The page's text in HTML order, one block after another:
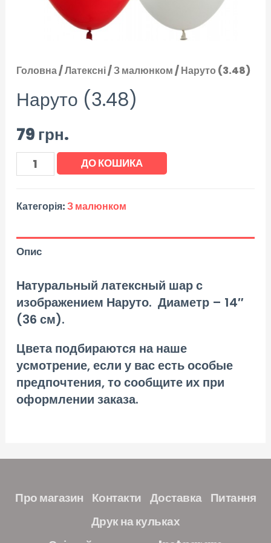
Головна/Латексні/З малюнком/ Наруто (3.48)
Наруто (3.48)
79грн.
ДО КОШИКА
Категорія:З малюнком
Опис
Натуральный латексный шар с
изображением Наруто. Диаметр – 14″
(36 см).
Цвета подбираются на наше
усмотрение, если у вас есть особые
предпочтения, то сообщите их при
оформлении заказа.
Про магазин Контакти Доставка Питання
Друк на кульках